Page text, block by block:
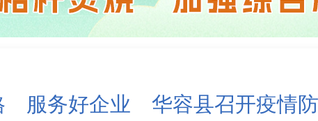
服务好企业 华容县召开疫情